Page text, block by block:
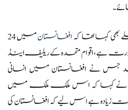
بھی کہا تھا کہافغانستان
میں 24
ضرورت ہے، اقوام متحدہ کے ریلیف اینڈ
جس نے افغانستان میں انسانی
نے کہا کہ اس ملک ملک میں
بہت زیادہ ہے اس لیے کہ افغانستان کی